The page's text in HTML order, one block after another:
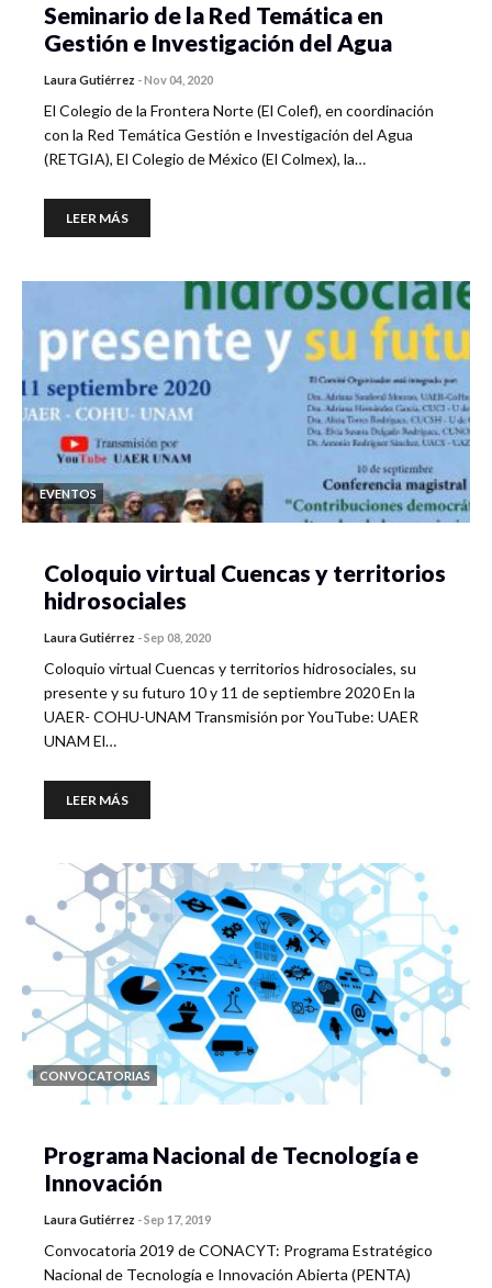
Seminario de la Red Temática en
Gestión e Investigación del Agua
Laura Gutiérrez -Nov 04, 2020
El Colegio de la Frontera Norte (El Colef), en coordinación
con la Red Temática Gestión e Investigación del Agua
(RETGIA), El Colegio de México (El Colmex), la…
LEER MÁS
EVENTOS
Coloquio virtual Cuencas y territorios
hidrosociales
Laura Gutiérrez -Sep 08, 2020
Coloquio virtual Cuencas y territorios hidrosociales, su
presente y su futuro 10 y 11 de septiembre 2020 En la
UAER- COHU-UNAM Transmisión por YouTube: UAER
UNAM El…
LEER MÁS
CONVOCATORIAS
Programa Nacional de Tecnología e
Innovación
Laura Gutiérrez -Sep 17, 2019
Convocatoria 2019 de CONACYT: Programa Estratégico
Nacional de Tecnología e Innovación Abierta (PENTA)